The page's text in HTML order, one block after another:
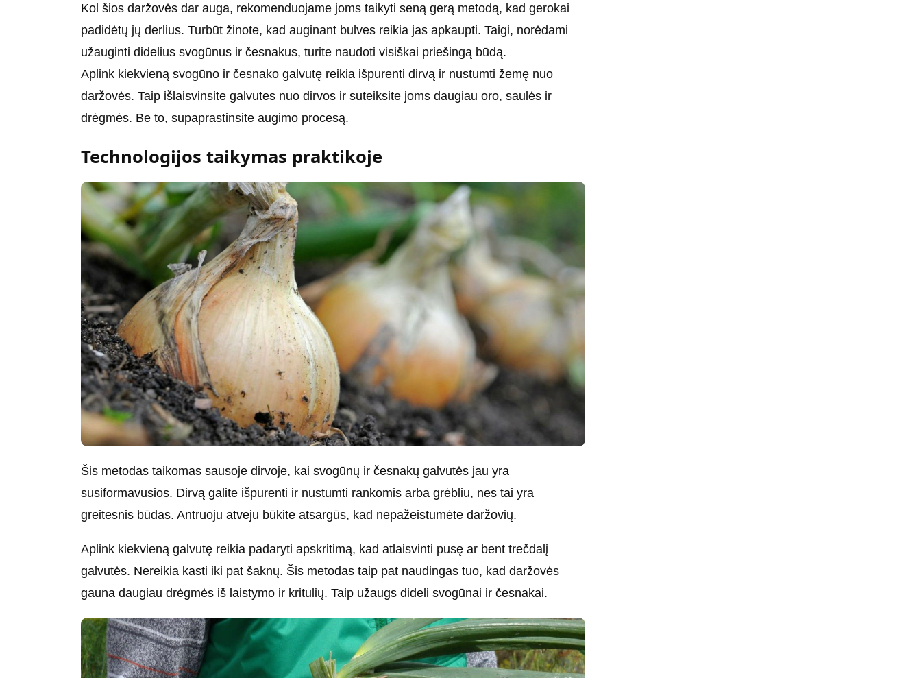
Kol šios daržovės dar auga, rekomenduojame joms taikyti seną gerą metodą, kad gerokai
padidėtų jų derlius. Turbūt žinote, kad auginant bulves reikia jas apkaupti. Taigi, norėdami
užauginti didelius svogūnus ir česnakus, turite naudoti visiškai priešingą būdą.
Aplink kiekvieną svogūno ir česnako galvutę reikia išpurenti dirvą ir nustumti žemę nuo
daržovės. Taip išlaisvinsite galvutes nuo dirvos ir suteiksite joms daugiau oro, saulės ir
drėgmės. Be to, supaprastinsite augimo procesą.
Technologijos taikymas praktikoje
Šis metodas taikomas sausoje dirvoje, kai svogūnų ir česnakų galvutės jau yra
susiformavusios. Dirvą galite išpurenti ir nustumti rankomis arba grėbliu, nes tai yra
greitesnis būdas. Antruoju atveju būkite atsargūs, kad nepažeistumėte daržovių.
Aplink kiekvieną galvutę reikia padaryti apskritimą, kad atlaisvinti pusę ar bent trečdalį
galvutės. Nereikia kasti iki pat šaknų. Šis metodas taip pat naudingas tuo, kad daržovės
gauna daugiau drėgmės iš laistymo ir kritulių. Taip užaugs dideli svogūnai ir česnakai.